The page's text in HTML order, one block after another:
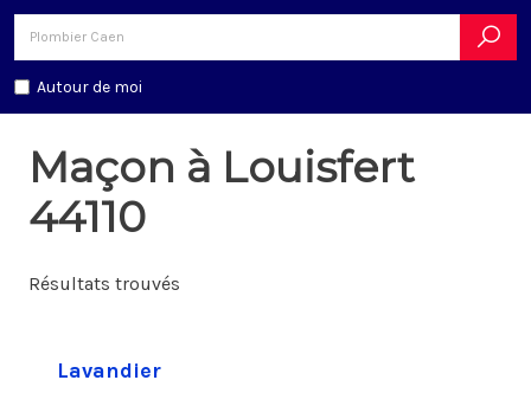
Autour de moi
Maçon à Louisfert
44110
Résultats trouvés
Lavandier